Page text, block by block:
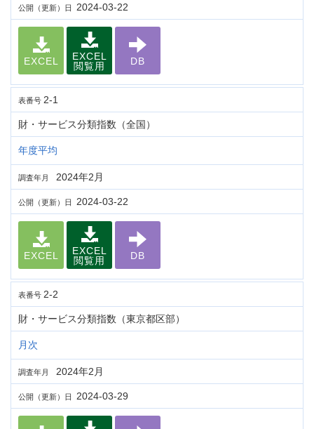
公開（更新）日 2024-03-22
EXCEL
EXCEL
閲覧用
DB
表番号 2-1
財・サービス分類指数（全国）
年度平均
調査年月 2024年2月
公開（更新）日 2024-03-22
EXCEL
EXCEL
閲覧用
DB
表番号 2-2
財・サービス分類指数（東京都区部）
月次
調査年月 2024年2月
公開（更新）日 2024-03-29